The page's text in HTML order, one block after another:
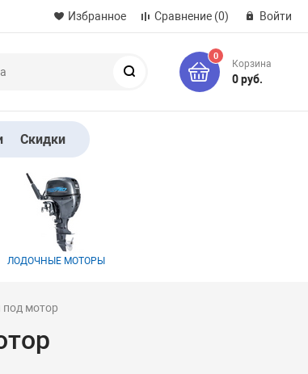
Избранное Сравнение (0) Войти
0
Корзина
0 руб.
Скидки
ЛОДОЧНЫЕ МОТОРЫ
мотор